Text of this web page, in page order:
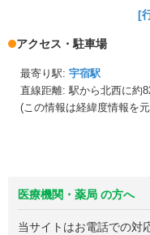
[
アクセス・駐車場
最寄り駅: 宇宿駅
直線距離: 駅から北西に約
(この情報は経緯度情報を
医療機関・薬局 の方へ
当サイトはお電話での対